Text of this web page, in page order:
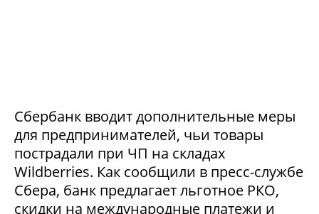
Сбербанк вводит дополнительные меры
для предпринимателей, чьи товары
пострадали при ЧП на складах
Wildberries. Как сообщили в пресс-службе
Сбера, банк предлагает льготное РКО,
скидки на международные платежи и